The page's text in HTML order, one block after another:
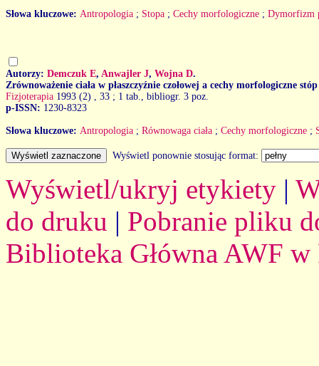
Słowa kluczowe: Antropologia ; Stopa ; Cechy morfologiczne ; Dymorfizm
Autorzy: Demczuk E, Anwajler J, Wojna D.
Zrównoważenie ciała w płaszczyźnie czołowej a cechy morfologiczne
Fizjoterapia 1993 (2)
, 33 ; 1 tab., bibliogr. 3 poz.
p-ISSN: 1230-8323
Słowa kluczowe: Antropologia ; Równowaga ciała ; Cechy morfologiczne ;
Wyświetl ponownie stosując format:
Wyświetl/ukryj etykiety |
do druku | Pobranie pliku
Biblioteka Główna AWF w